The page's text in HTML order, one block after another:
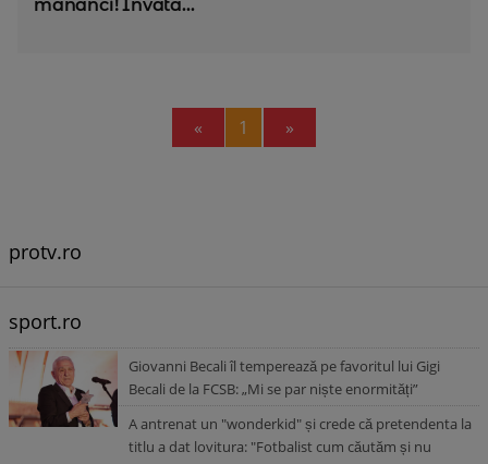
mananci! Invata...
« Previous
1 »
protv.ro
sport.ro
Giovanni Becali îl temperează pe favoritul lui Gigi
Becali de la FCSB: „Mi se par niște enormități”
A antrenat un "wonderkid" și crede că pretendenta la
titlu a dat lovitura: "Fotbalist cum căutăm și nu